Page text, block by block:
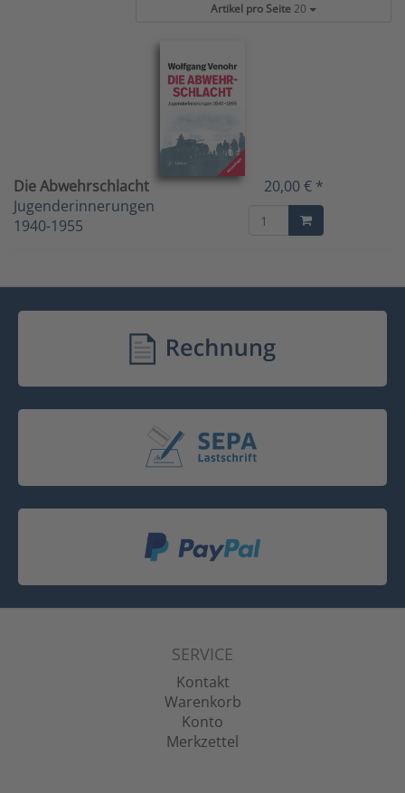
Artikel pro Seite20
Die Abwehrschlacht
Jugenderinnerungen
1940-1955
20,00 € *
SERVICE
Kontakt
Warenkorb
Konto
Merkzettel